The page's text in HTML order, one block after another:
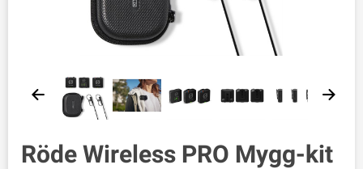
Röde Wireless PRO Mygg-kit